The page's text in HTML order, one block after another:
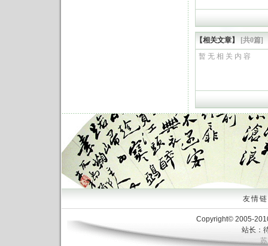
【相关文章】
[共0篇]
暂 无 相 关 内 容
友情
Copyright© 2005-
站长：